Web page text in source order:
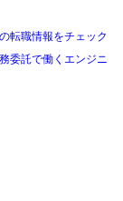
転職情報をチェック
委託で働くエンジニ